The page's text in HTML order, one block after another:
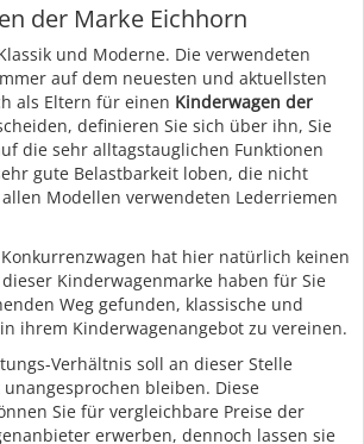
der Marke Eichhorn
und Moderne. Die verwendeten
auf dem neuesten und aktuellsten
als Eltern für einen Kinderwagen der
definieren Sie sich über ihn, Sie
die sehr alltagstauglichen Funktionen
gute Belastbarkeit loben, die nicht
Modellen verwendeten Lederriemen
hat hier natürlich keinen
Kinderwagenmarke haben für Sie
Weg gefunden, klassische und
ihrem Kinderwagenangebot zu vereinen.
Verhältnis soll an dieser Stelle
bleiben. Diese
Sie für vergleichbare Preise der
erwerben, dennoch lassen sie